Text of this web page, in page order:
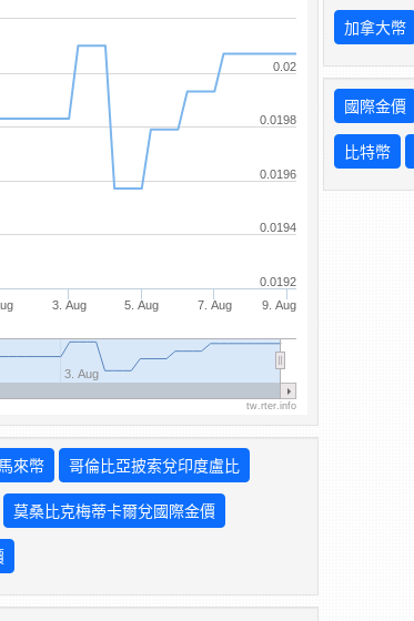
3. Aug 5. Aug 7. Aug 9. Aug
3. Aug
0.0192
0.0194
0.0196
0.0198
0.02
tw.rter.info
來幣 哥倫比亞披索兌印度盧比
莫桑比克梅蒂卡爾兌國際金價
加拿大幣
國際金價
比特幣